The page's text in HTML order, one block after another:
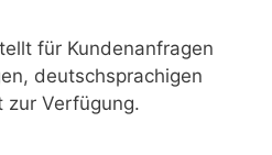
für Kundenanfragen
deutschsprachigen
zur Verfügung.